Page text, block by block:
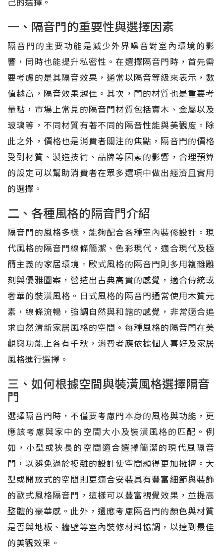
一、隔音門的重要性與選擇因素
隔音門的主要功能是減少外界噪音對室內環境的影
響，同時也能提升私密性。在選擇隔音門時，首先需
要考慮的是其隔音效果，通常以隔音等級來表示，數
值越高，隔音效果越佳。其次，門的材質也是重要考
量點，市場上常見的隔音門材質包括實木、金屬以及
玻璃等，不同材質有著不同的隔音性能與美觀度。除
此之外，價格也是消費者關注的焦點，隔音門的價格
受到材質、製造技術、品牌等因素的影響，合理預算
的設定可以幫助消費者在眾多選項中做出經濟且實用
的選擇。
二、各種風格的隔音門介紹
隔音門的風格多樣，能夠配合各種室內裝修設計。現
代風格的隔音門線條簡潔、色彩現代，適合現代及極
簡主義的家居環境。歐式風格的隔音門則多用複雜雕
刻與優雅圖案，營造出古典高貴的感覺，適合傳統或
奢華的裝潢風格。日式風格的隔音門通常使用木質元
素，線條流暢，強調自然與和諧的感覺，非常適合追
求自然清新家居風格的空間。每種風格的隔音門在美
觀與功能上各有千秋，消費者應依據個人喜好及家居
風格進行選擇。
三、如何根據空間與裝潢風格選擇隔音
門
選擇隔音門時，不僅要考慮門本身的風格與功能，更
應該考慮與家中的空間大小及裝潢風格的匹配。例
如，小型或狹長的空間適合選擇簡潔的現代風隔音
門，以避免過於複雜的設計使空間顯得更加擁擠。大
型或開放式的空間則更適合安裝具有豐富細節與裝飾
的歐式風格隔音門，這樣可以豐富視覺效果，並提高
整體的豪華感。此外，還應考慮隔音門的顏色與材質
是否與地板、牆壁等室內裝修材料協調，以達到最佳
的美觀效果。